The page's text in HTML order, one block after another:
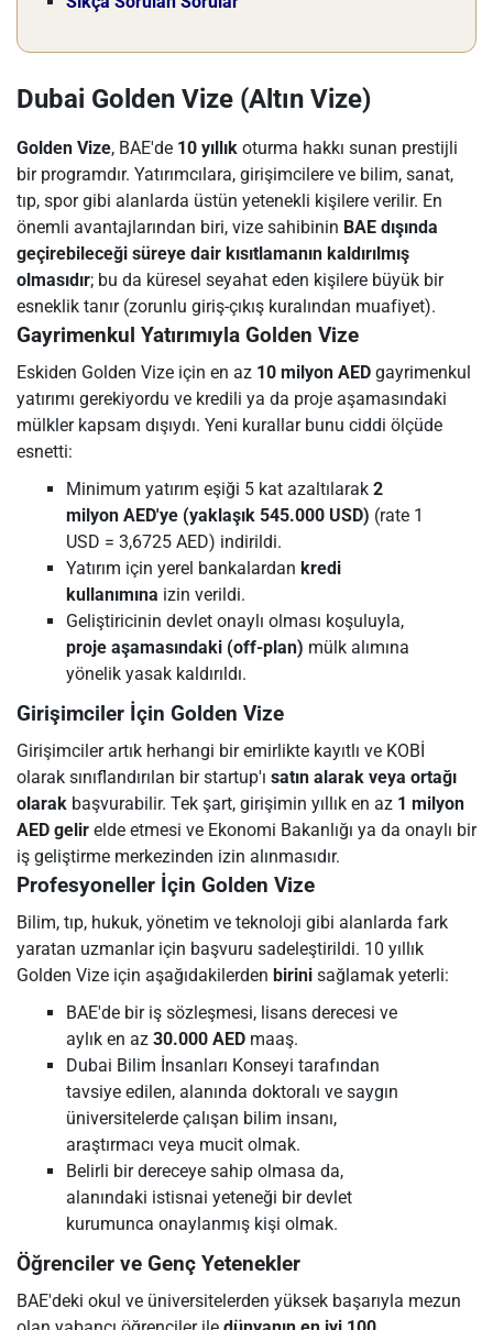
Dubai Golden Vize (Altın Vize)
Golden Vize, BAE'de 10 yıllık oturma hakkı sunan prestijli
bir programdır. Yatırımcılara, girişimcilere ve bilim, sanat,
tıp, spor gibi alanlarda üstün yetenekli kişilere verilir. En
önemli avantajlarından biri, vize sahibinin BAE dışında
geçirebileceği süreye dair kısıtlamanın kaldırılmış
olmasıdır; bu da küresel seyahat eden kişilere büyük bir
esneklik tanır (zorunlu giriş-çıkış kuralından muafiyet).
Gayrimenkul Yatırımıyla Golden Vize
Eskiden Golden Vize için en az 10 milyon AED gayrimenkul
yatırımı gerekiyordu ve kredili ya da proje aşamasındaki
mülkler kapsam dışıydı. Yeni kurallar bunu ciddi ölçüde
esnetti:
Minimum yatırım eşiği 5 kat azaltılarak 2
milyon AED'ye (yaklaşık 545.000 USD) (rate 1
USD = 3,6725 AED) indirildi.
Yatırım için yerel bankalardan kredi
kullanımına izin verildi.
Geliştiricinin devlet onaylı olması koşuluyla,
proje aşamasındaki (off-plan) mülk alımına
yönelik yasak kaldırıldı.
Girişimciler İçin Golden Vize
Girişimciler artık herhangi bir emirlikte kayıtlı ve KOBİ
olarak sınıflandırılan bir startup'ı satın alarak veya ortağı
olarak başvurabilir. Tek şart, girişimin yıllık en az 1 milyon
AED gelir elde etmesi ve Ekonomi Bakanlığı ya da onaylı bir
iş geliştirme merkezinden izin alınmasıdır.
Profesyoneller İçin Golden Vize
Bilim, tıp, hukuk, yönetim ve teknoloji gibi alanlarda fark
yaratan uzmanlar için başvuru sadeleştirildi. 10 yıllık
Golden Vize için aşağıdakilerden birini sağlamak yeterli:
BAE'de bir iş sözleşmesi, lisans derecesi ve
aylık en az 30.000 AED maaş.
Dubai Bilim İnsanları Konseyi tarafından
tavsiye edilen, alanında doktoralı ve saygın
üniversitelerde çalışan bilim insanı,
araştırmacı veya mucit olmak.
Belirli bir dereceye sahip olmasa da,
alanındaki istisnai yeteneği bir devlet
kurumunca onaylanmış kişi olmak.
Öğrenciler ve Genç Yetenekler
BAE'deki okul ve üniversitelerden yüksek başarıyla mezun